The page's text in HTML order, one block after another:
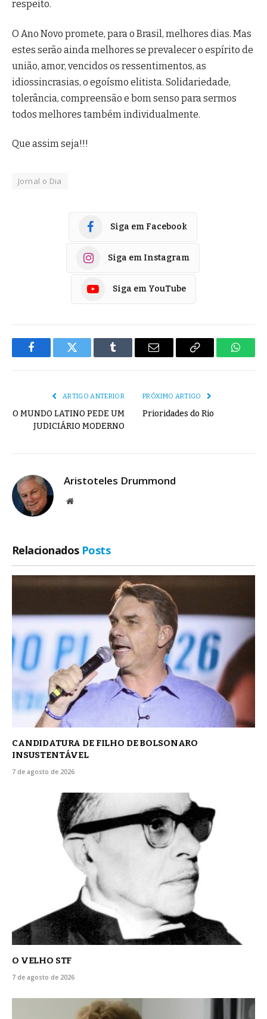
respeito.
O Ano Novo promete, para o Brasil, melhores dias. Mas
estes serão ainda melhores se prevalecer o espírito de
união, amor, vencidos os ressentimentos, as
idiossincrasias, o egoísmo elitista. Solidariedade,
tolerância, compreensão e bom senso para sermos
todos melhores também individualmente.
Que assim seja!!!
Jornal o Dia
Siga em Facebook
Siga em Instagram
Siga em YouTube
FacebookTwitter Tumblr
E-
Copiar
ARTIGO ANTERIOR
O MUNDO LATINO PEDE UM
JUDICIÁRIO MODERNO
PRÓXIMO ARTIGO
Prioridades do Rio
Aristoteles Drummond
Site
Relacionados Posts
CANDIDATURA DE FILHO DE BOLSONARO
INSUSTENTÁVEL
7 de agosto de 2026
O VELHO STF
7 de agosto de 2026